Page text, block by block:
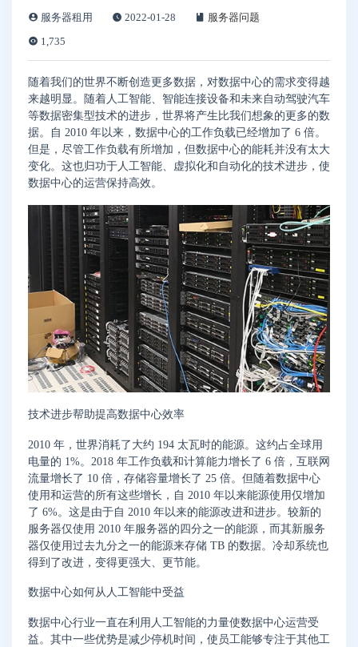
服务器租用 2022-01-28
服务器问题
1,735
随着我们的世界不断创造更多数据，对数据中心的需求变得越
来越明显。随着人工智能、智能连接设备和未来自动驾驶汽车
等数据密集型技术的进步，世界将产生比我们想象的更多的数
据。自 2010 年以来，数据中心的工作负载已经增加了 6 倍。
但是，尽管工作负载有所增加，但数据中心的能耗并没有太大
变化。这也归功于人工智能、虚拟化和自动化的技术进步，使
数据中心的运营保持高效。
技术进步帮助提高数据中心效率
2010 年，世界消耗了大约 194 太瓦时的能源。这约占全球用
电量的 1%。2018 年工作负载和计算能力增长了 6 倍，互联网
流量增长了 10 倍，存储容量增长了 25 倍。但随着数据中心
使用和运营的所有这些增长，自 2010 年以来能源使用仅增加
了 6%。这是由于自 2010 年以来的能源改进和进步。较新的
服务器仅使用 2010 年服务器的四分之一的能源，而其新服务
器仅使用过去九分之一的能源来存储 TB 的数据。冷却系统也
得到了改进，变得更强大、更节能。
数据中心如何从人工智能中受益
数据中心行业一直在利用人工智能的力量使数据中心运营受
益。其中一些优势是减少停机时间，使员工能够专注于其他工